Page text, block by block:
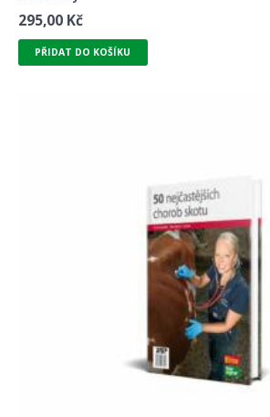
295,00 Kč
PŘIDAT DO KOŠÍKU